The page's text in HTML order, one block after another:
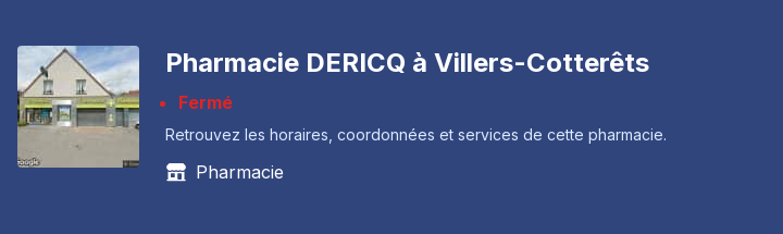
Pharmacie DERICQ à Villers-Cotterêts
Fermé
Retrouvez les horaires, coordonnées et services de cette pharmacie.
Pharmacie